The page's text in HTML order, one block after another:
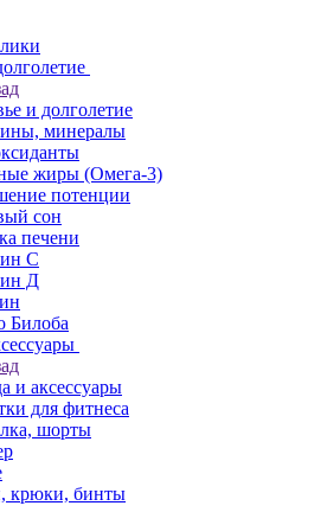
и долголетие
минералы
жиры (Омега-3)
потенции
сон
печени
С
Д
Билоба
и аксессуары
для фитнеса
шорты
крюки, бинты